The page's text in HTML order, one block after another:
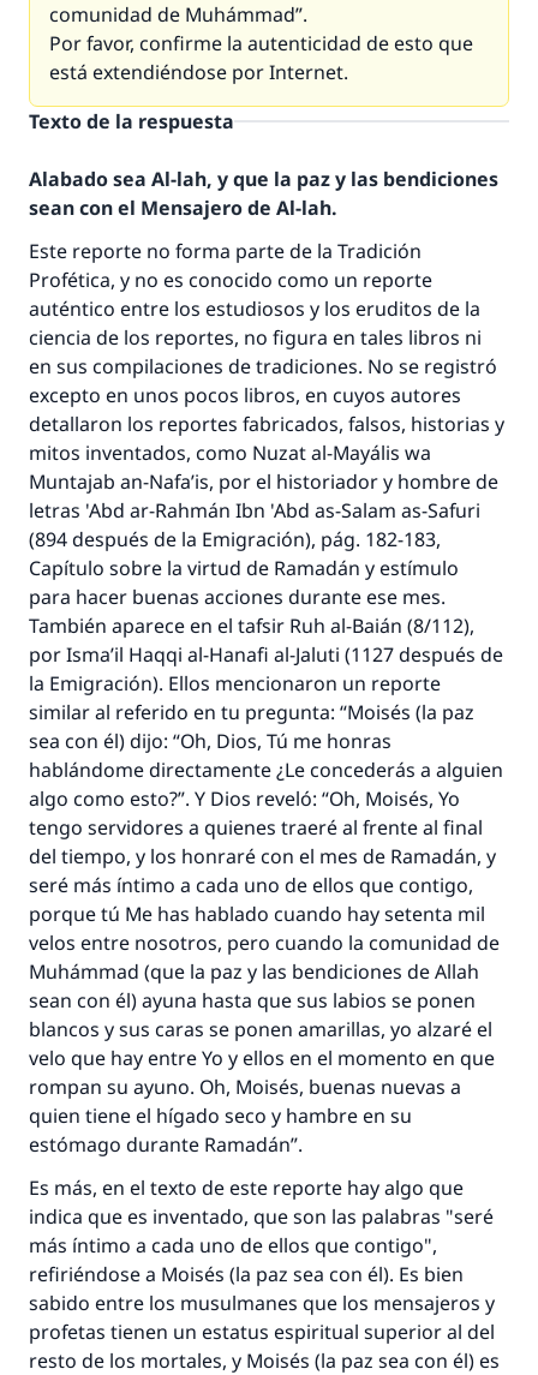
comunidad de Muhámmad”.
Por favor, confirme la autenticidad de esto que
está extendiéndose por Internet.
Texto de la respuesta
Alabado sea Al-lah, y que la paz y las bendiciones
sean con el Mensajero de Al-lah.
Este reporte no forma parte de la Tradición
Profética, y no es conocido como un reporte
auténtico entre los estudiosos y los eruditos de la
ciencia de los reportes, no figura en tales libros ni
en sus compilaciones de tradiciones. No se registró
excepto en unos pocos libros, en cuyos autores
detallaron los reportes fabricados, falsos, historias y
mitos inventados, como Nuzat al-Mayális wa
Muntajab an-Nafa’is, por el historiador y hombre de
letras 'Abd ar-Rahmán Ibn 'Abd as-Salam as-Safuri
(894 después de la Emigración), pág. 182-183,
Capítulo sobre la virtud de Ramadán y estímulo
para hacer buenas acciones durante ese mes.
También aparece en el tafsir Ruh al-Baián (8/112),
por Isma’il Haqqi al-Hanafi al-Jaluti (1127 después de
la Emigración). Ellos mencionaron un reporte
similar al referido en tu pregunta: “Moisés (la paz
sea con él) dijo: “Oh, Dios, Tú me honras
hablándome directamente ¿Le concederás a alguien
algo como esto?”. Y Dios reveló: “Oh, Moisés, Yo
tengo servidores a quienes traeré al frente al final
del tiempo, y los honraré con el mes de Ramadán, y
seré más íntimo a cada uno de ellos que contigo,
porque tú Me has hablado cuando hay setenta mil
velos entre nosotros, pero cuando la comunidad de
Muhámmad (que la paz y las bendiciones de Allah
sean con él) ayuna hasta que sus labios se ponen
blancos y sus caras se ponen amarillas, yo alzaré el
velo que hay entre Yo y ellos en el momento en que
rompan su ayuno. Oh, Moisés, buenas nuevas a
quien tiene el hígado seco y hambre en su
estómago durante Ramadán”.
Es más, en el texto de este reporte hay algo que
indica que es inventado, que son las palabras "seré
más íntimo a cada uno de ellos que contigo",
refiriéndose a Moisés (la paz sea con él). Es bien
sabido entre los musulmanes que los mensajeros y
profetas tienen un estatus espiritual superior al del
resto de los mortales, y Moisés (la paz sea con él) es